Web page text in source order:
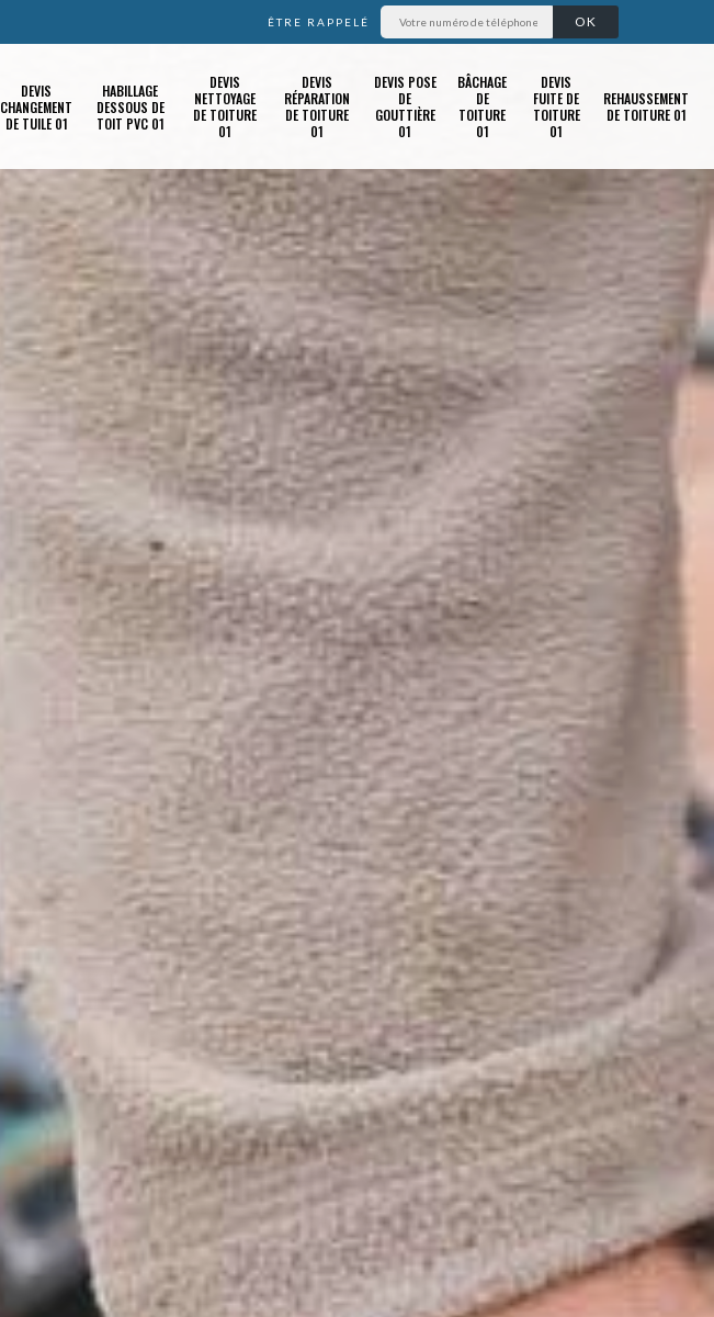
ÊTRE RAPPELÉ
DEVIS
CHANGEMENT
DE TUILE 01
HABILLAGE
DESSOUS DE
TOIT PVC 01
DEVIS
NETTOYAGE
DE TOITURE
01
DEVIS
RÉPARATION
DE TOITURE
01
DEVIS POSE
DE
GOUTTIÈRE
01
BÂCHAGE
DE
TOITURE
01
DEVIS
FUITE DE
TOITURE
01
REHAUSSEMENT
DE TOITURE 01